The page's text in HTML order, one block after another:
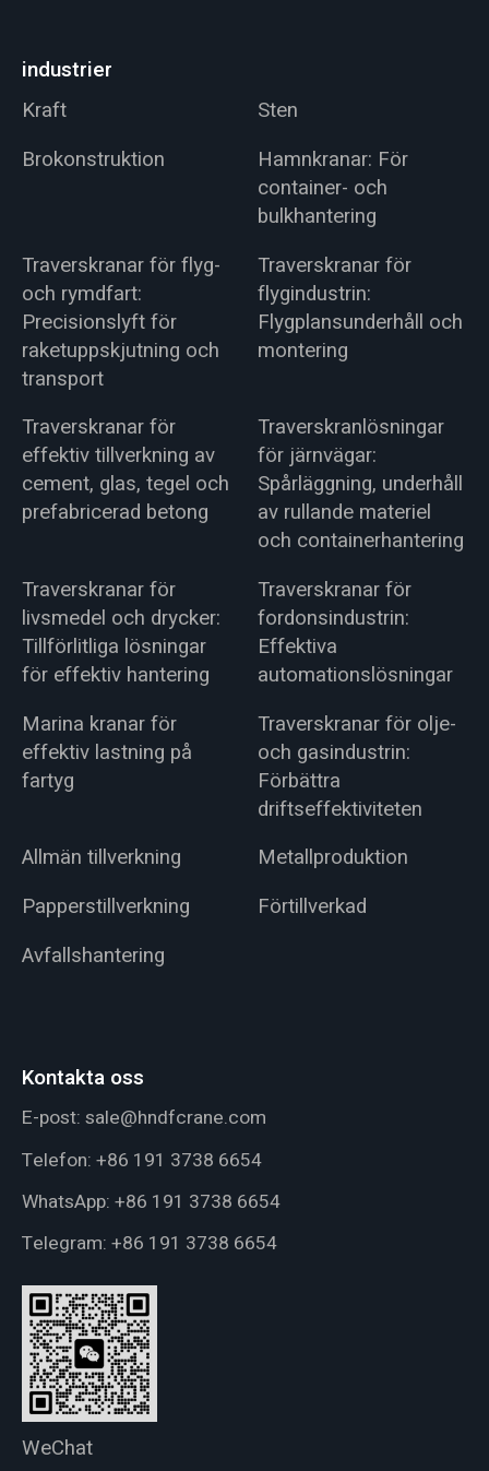
industrier
Kraft
Sten
Brokonstruktion
Hamnkranar: För
container- och
bulkhantering
Traverskranar för flyg-
och rymdfart:
Precisionslyft för
raketuppskjutning och
transport
Traverskranar för
flygindustrin:
Flygplansunderhåll och
montering
Traverskranar för
effektiv tillverkning av
cement, glas, tegel och
prefabricerad betong
Traverskranlösningar
för järnvägar:
Spårläggning, underhåll
av rullande materiel
och containerhantering
Traverskranar för
livsmedel och drycker:
Tillförlitliga lösningar
för effektiv hantering
Traverskranar för
fordonsindustrin:
Effektiva
automationslösningar
Marina kranar för
effektiv lastning på
fartyg
Traverskranar för olje-
och gasindustrin:
Förbättra
driftseffektiviteten
Allmän tillverkning
Metallproduktion
Papperstillverkning
Förtillverkad
Avfallshantering
Kontakta oss
E-post: sale@hndfcrane.com
Telefon: +86 191 3738 6654
WhatsApp: +86 191 3738 6654
Telegram: +86 191 3738 6654
WeChat